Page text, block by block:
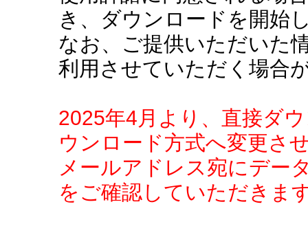
き、ダウンロードを開始
なお、ご提供いただいた
利用させていただく場合
2025年4月より、直接ダ
ウンロード方式へ変更さ
メールアドレス宛にデー
をご確認していただきま